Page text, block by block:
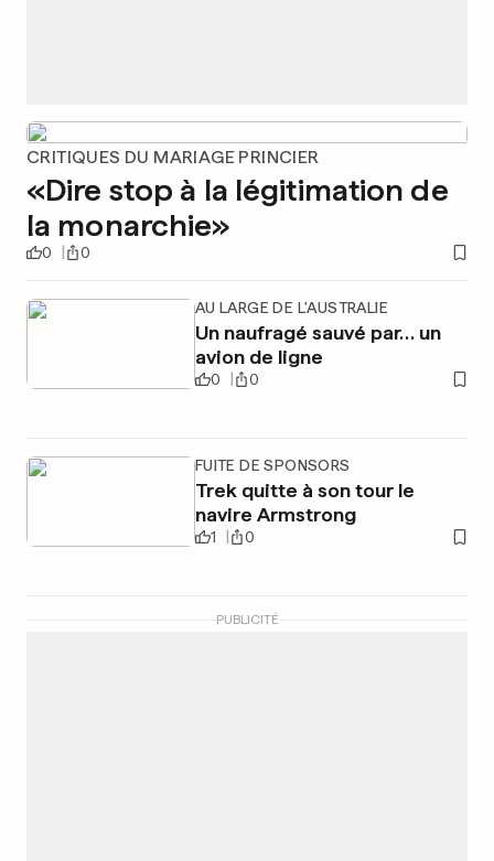
CRITIQUES DU MARIAGE PRINCIER
«Dire stop à la légitimation de
la monarchie»
0 0
AU LARGE DE L'AUSTRALIE
Un naufragé sauvé par… un
avion de ligne
0 0
FUITE DE SPONSORS
Trek quitte à son tour le
navire Armstrong
1 0
PUBLICITÉ